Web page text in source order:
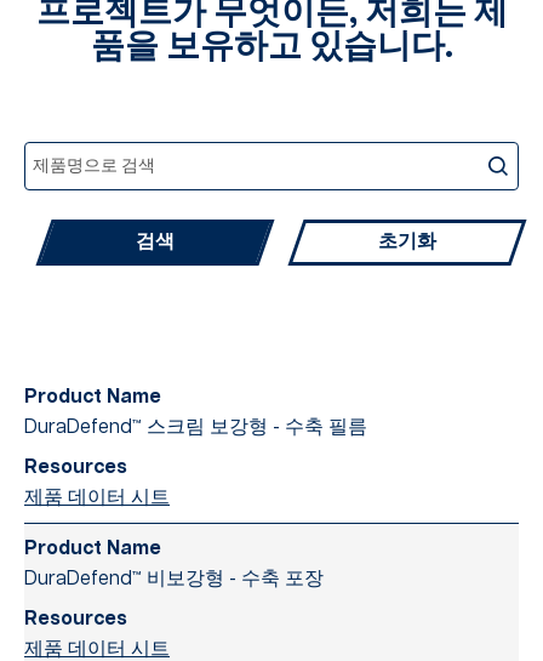
프로젝트가 무엇이든, 저희는 제
품을 보유하고 있습니다.
초기화
DuraDefend™ 스크림 보강형 - 수축 필름
제품 데이터 시트
DuraDefend™ 비보강형 - 수축 포장
제품 데이터 시트